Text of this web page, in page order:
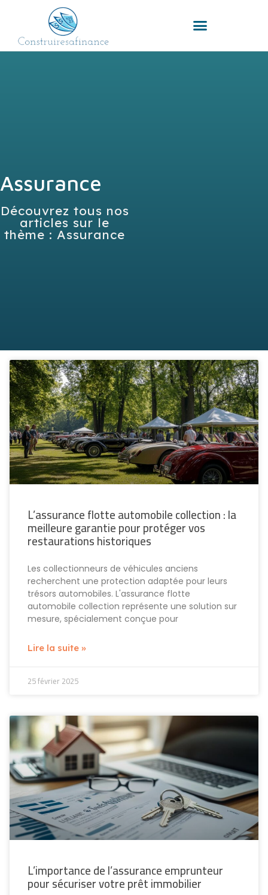
Assurance
Découvrez tous nos
articles sur le
thème : Assurance
L’assurance flotte automobile collection : la
meilleure garantie pour protéger vos
restaurations historiques
Les collectionneurs de véhicules anciens
recherchent une protection adaptée pour leurs
trésors automobiles. L'assurance flotte
automobile collection représente une solution sur
mesure, spécialement conçue pour
Lire la suite »
25 février 2025
L’importance de l’assurance emprunteur
pour sécuriser votre prêt immobilier